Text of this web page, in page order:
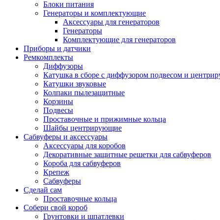
Блоки питания
Генераторы и комплектующие
Аксессуары для генераторов
Генераторы
Комплектующие для генераторов
Приборы и датчики
Ремкомплекты
Диффузоры
Катушка в сборе с диффузором подвесом и
Катушки звуковые
Колпаки пылезащитные
Корзины
Подвесы
Проставочные и прижимные кольца
Шайбы центрирующие
Сабвуферы и аксессуары
Аксессуары для коробов
Декоративные защитные решетки для сабвуферов
Короба для сабвуферов
Крепеж
Сабвуферы
Сделай сам
Проставочные кольца
Собери свой короб
Грунтовки и шпатлевки